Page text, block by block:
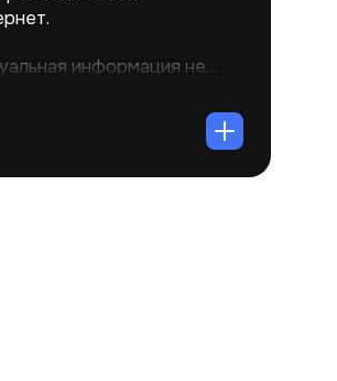
информация не
снижало релевантность
навигация затрудняли